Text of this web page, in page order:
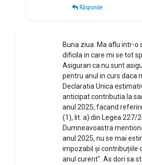
Răspunde
Buna ziua. Ma aflu intr-
dificila in care mi se tot
Asigurari ca nu sunt
pentru anul in curs daca
Declaratia Unica
anticipat contributia la
anul 2025, facand
(1), lit. a) din Legea 227/
Dumneavoastra
anul 2025, nu se mai
impozabil și contribuțiile
anul curent". As dori sa